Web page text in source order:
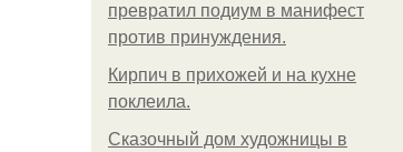
превратил подиум в манифест
против принуждения.
Кирпич в прихожей и на кухне
поклеила.
Сказочный дом художницы в